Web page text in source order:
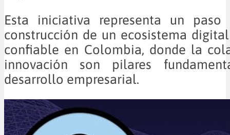
Esta iniciativa representa un
construcción de un ecosistema
confiable en Colombia, donde la
innovación son pilares
desarrollo empresarial.